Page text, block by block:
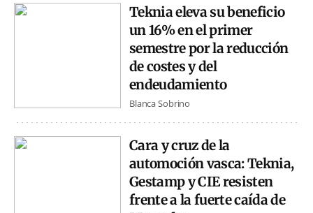
Teknia eleva su beneficio
un 16% en el primer
semestre por la reducción
de costes y del
endeudamiento
Blanca Sobrino
Cara y cruz de la
automoción vasca: Teknia,
Gestamp y CIE resisten
frente a la fuerte caída de